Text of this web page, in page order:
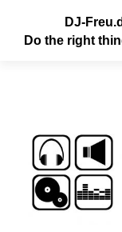
DJ-
Do the right